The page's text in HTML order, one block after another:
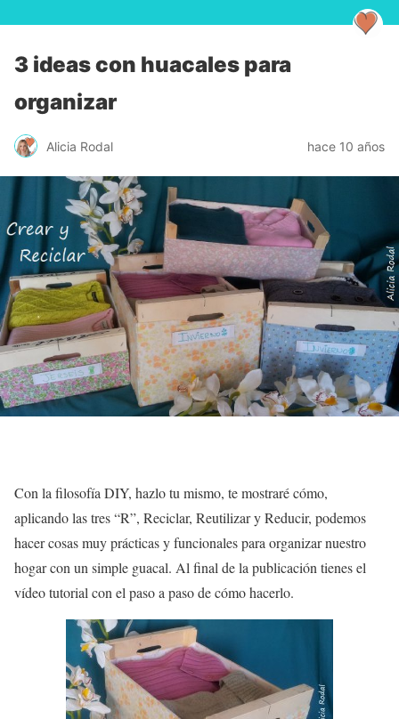
3 ideas con huacales para
organizar
Alicia Rodal hace 10 años
Con la filosofíaDIY, hazlo tu mismo, te mostraré cómo,
aplicando las tres “R”, Reciclar, Reutilizar y Reducir, podemos
hacer cosas muy prácticas y funcionales para organizar nuestro
hogar con un simple guacal. Al final de la publicación tienes el
vídeo tutorial con el paso a pasode cómo hacerlo.